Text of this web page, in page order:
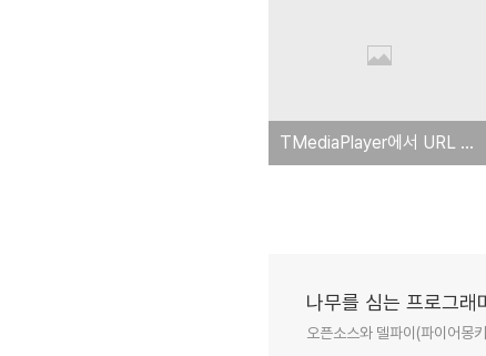
TMediaPlayer에서 URL 재생 지원하기
나무를 심는 프로그래
오픈소스와 델파이(파이어몽